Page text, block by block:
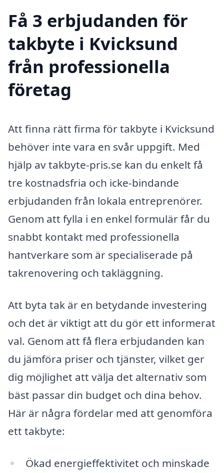
Få 3 erbjudanden för
takbyte i Kvicksund
från professionella
företag
Att finna rätt firma för takbyte i Kvicksund
behöver inte vara en svår uppgift. Med
hjälp av takbyte-pris.se kan du enkelt få
tre kostnadsfria och icke-bindande
erbjudanden från lokala entreprenörer.
Genom att fylla i en enkel formulär får du
snabbt kontakt med professionella
hantverkare som är specialiserade på
takrenovering och takläggning.
Att byta tak är en betydande investering
och det är viktigt att du gör ett informerat
val. Genom att få flera erbjudanden kan
du jämföra priser och tjänster, vilket ger
dig möjlighet att välja det alternativ som
bäst passar din budget och dina behov.
Här är några fördelar med att genomföra
ett takbyte:
Ökad energieffektivitet och minskade